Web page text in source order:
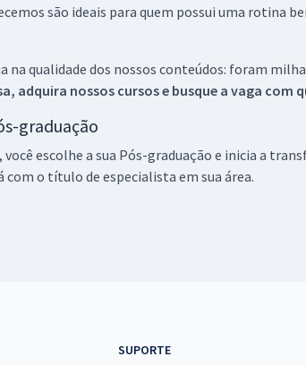
são ideais para quem possui uma rotina
na qualidade dos nossos conteúdos: foram
adquira nossos cursos e busque a vaga
graduação
você escolhe a sua Pós-graduação e inicia a
com o título de especialista em sua área.
SUPORTE